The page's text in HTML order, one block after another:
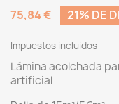
75,84 €
21% DE
Impuestos incluidos
Lámina acolchada
artificial